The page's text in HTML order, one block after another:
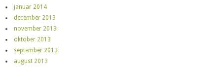
januar 2014
december 2013
november 2013
oktober 2013
september 2013
august 2013